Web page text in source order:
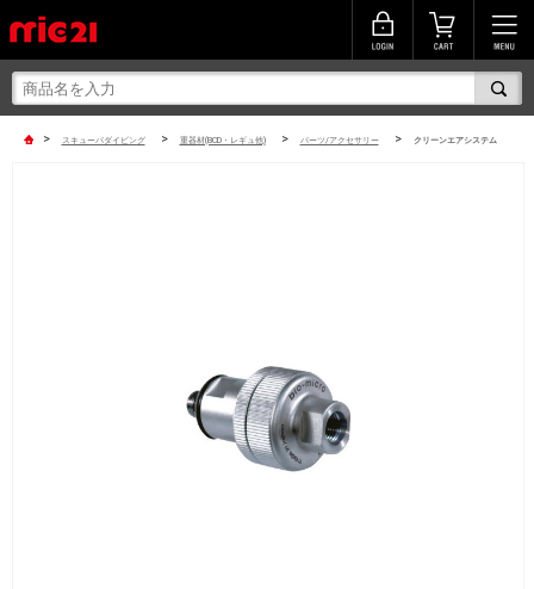
> スキューバダイビング > 重器材(BCD・レギュ他) > パーツ/アクセサリー > クリーンエアシステム